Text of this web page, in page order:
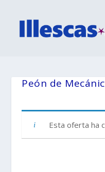
Peón de
Esta oferta ha